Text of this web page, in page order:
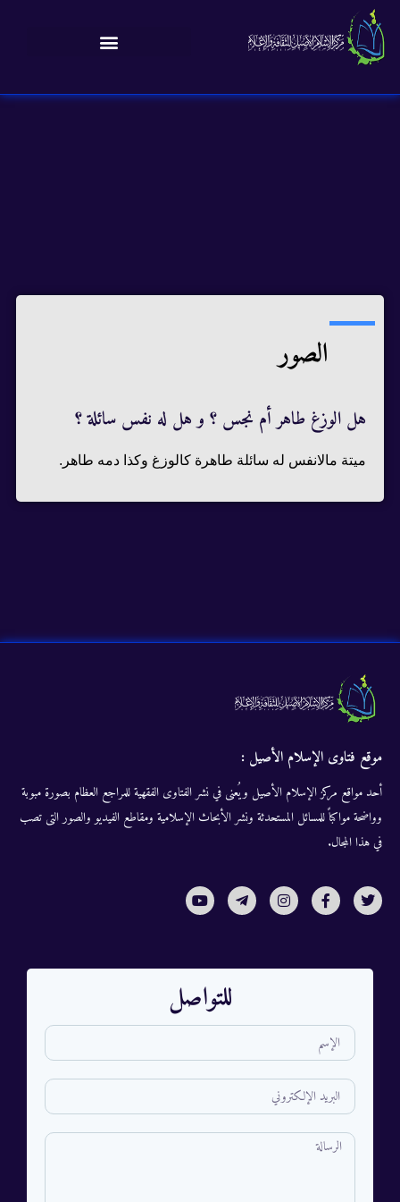
الصور
هل الوزغ طاهر أم نجس ؟ و هل له نفس سائلة ؟
ميتة مالانفس له سائلة طاهرة كالوزغ وكذا دمه طاهر.
موقع فتاوى الإسلام الأصيل :
أحد مواقع مركز الإسلام الأصيل ويُعنى في نشر الفتاوى الفقهية للمراجع العظام بصورة مبوبة
وواضحة مواكباً للمسائل المستحدثة ونشر الأبحاث الإسلامية ومقاطع الفيديو والصور التى تصب
في هذا المجال.
للتواصل